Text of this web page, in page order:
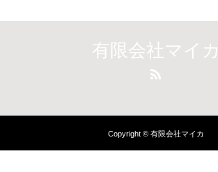
有限会社マイカ
Copyright © 有限会社マイカ